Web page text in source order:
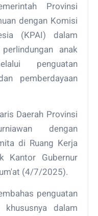
Provinsi
dengan Komisi
(KPAI) dalam
anak
penguatan
pemberdayaan
Daerah Provinsi
dengan
di Ruang Kerja
Kantor Gubernur
(4/7/2025).
penguatan
khususnya dalam